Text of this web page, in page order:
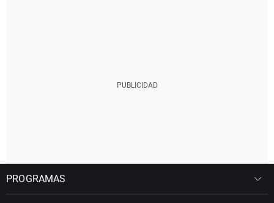
PROGRAMAS